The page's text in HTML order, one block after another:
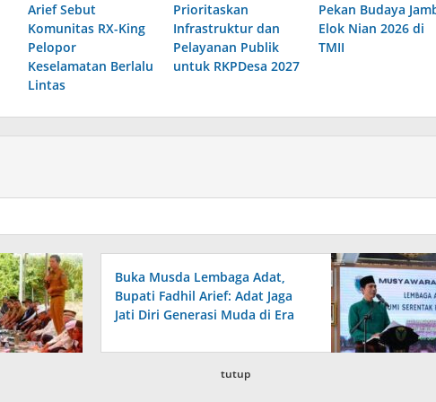
Arief Sebut
Komunitas RX-King
Pelopor
Keselamatan Berlalu
Lintas
Prioritaskan
Infrastruktur dan
Pelayanan Publik
untuk RKPDesa 2027
Pekan Budaya
Elok Nian 2026 di
TMII
Buka Musda Lembaga Adat,
Bupati Fadhil Arief: Adat Jaga
Jati Diri Generasi Muda di Era
tutup